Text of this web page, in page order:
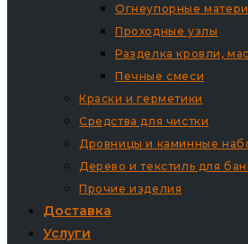
Огнеупорные
Проходные узлы
Разделка кровли,
Печные смеси
Краски и герметики
Средства для чистки
Дровницы и каминные
Дерево и текстиль для
Прочие изделия
Доставка
Услуги